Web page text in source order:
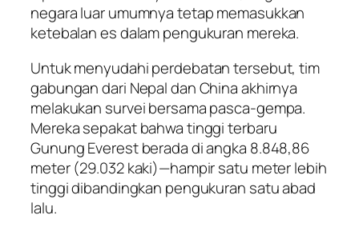
negara luar umumnya tetap memasukkan
ketebalan es dalam pengukuran mereka.
Untuk menyudahi perdebatan tersebut, tim
gabungan dari Nepal dan China akhirnya
melakukan survei bersama pasca-gempa.
Mereka sepakat bahwa tinggi terbaru
Gunung Everest berada di angka 8.848,86
meter (29.032 kaki)—hampir satu meter lebih
tinggi dibandingkan pengukuran satu abad
lalu.